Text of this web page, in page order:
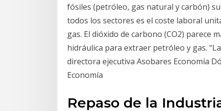
fósiles (petróleo, gas natural y carbón)
todos los sectores es el coste laboral
gas. El dióxido de carbono (CO2) parece
hidráulica para extraer petróleo y gas.
directora ejecutiva Asobares Economía
Economía
Repaso de la